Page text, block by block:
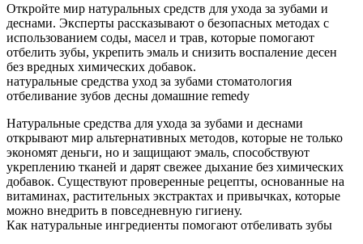
Откройте мир натуральных средств для ухода за зубами и
деснами. Эксперты рассказывают о безопасных методах с
использованием соды, масел и трав, которые помогают
отбелить зубы, укрепить эмаль и снизить воспаление десен
без вредных химических добавок.
натуральные средства уход за зубами стоматология
отбеливание зубов десны домашние remedy
Натуральные средства для ухода за зубами и деснами
открывают мир альтернативных методов, которые не только
экономят деньги, но и защищают эмаль, способствуют
укреплению тканей и дарят свежее дыхание без химических
добавок. Существуют проверенные рецепты, основанные на
витаминах, растительных экстрактах и привычках, которые
можно внедрить в повседневную гигиену.
Как натуральные ингредиенты помогают отбеливать зубы